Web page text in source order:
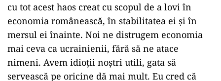
cu tot acest haos creat cu scopul de a lovi în
economia românească, în stabilitatea ei și în
mersul ei înainte. Noi ne distrugem economia
mai ceva ca ucrainienii, fără să ne atace
nimeni. Avem idioții noștri utili, gata să
servească pe oricine dă mai mult. Eu cred că